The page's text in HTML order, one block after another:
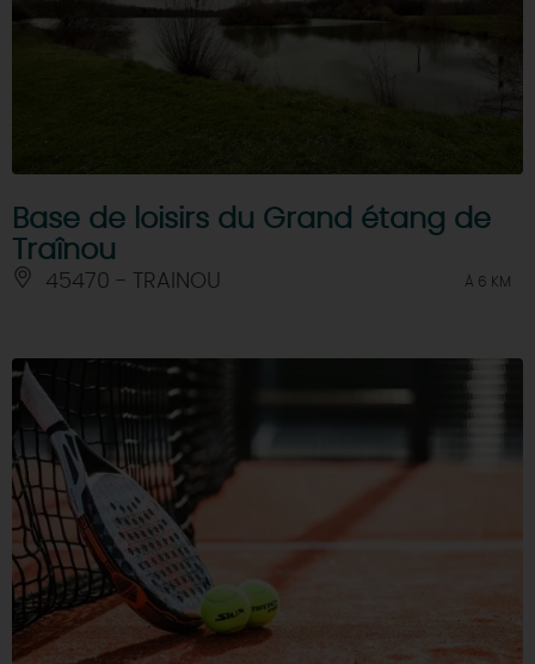
Base de loisirs du Grand étang de
Traînou
45470 - TRAINOU À 6 KM